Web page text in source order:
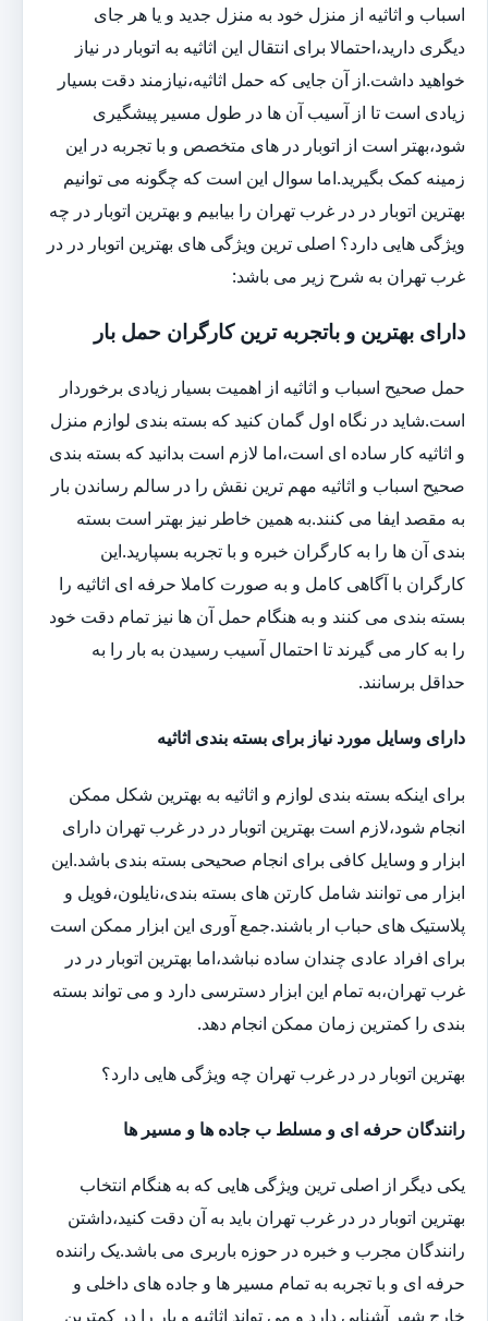
اسباب و اثاثیه از منزل خود به منزل جدید و یا هر جای
دیگری دارید،احتمالا برای انتقال این اثاثیه به اتوبار در نیاز
خواهید داشت.از آن جایی که حمل اثاثیه،نیازمند دقت بسیار
زیادی است تا از آسیب آن ها در طول مسیر پیشگیری
شود،بهتر است از اتوبار در های متخصص و با تجربه در این
زمینه کمک بگیرید.اما سوال این است که چگونه می توانیم
بهترین اتوبار در در غرب تهران را بیابیم و بهترین اتوبار در چه
ویژگی هایی دارد؟ اصلی ترین ویژگی های بهترین اتوبار در در
غرب تهران به شرح زیر می باشد:
دارای بهترین و باتجربه ترین کارگران حمل بار
حمل صحیح اسباب و اثاثیه از اهمیت بسیار زیادی برخوردار
است.شاید در نگاه اول گمان کنید که بسته بندی لوازم منزل
و اثاثیه کار ساده ای است،اما لازم است بدانید که بسته بندی
صحیح اسباب و اثاثیه مهم ترین نقش را در سالم رساندن بار
به مقصد ایفا می کنند.به همین خاطر نیز بهتر است بسته
بندی آن ها را به کارگران خبره و با تجربه بسپارید.این
کارگران با آگاهی کامل و به صورت کاملا حرفه ای اثاثیه را
بسته بندی می کنند و به هنگام حمل آن ها نیز تمام دقت خود
را به کار می گیرند تا احتمال آسیب رسیدن به بار را به
حداقل برسانند.
دارای وسایل مورد نیاز برای بسته بندی اثاثیه
برای اینکه بسته بندی لوازم و اثاثیه به بهترین شکل ممکن
انجام شود،لازم است بهترین اتوبار در در غرب تهران دارای
ابزار و وسایل کافی برای انجام صحیحی بسته بندی باشد.این
ابزار می توانند شامل کارتن های بسته بندی،نایلون،فویل و
پلاستیک های حباب ار باشند.جمع آوری این ابزار ممکن است
برای افراد عادی چندان ساده نباشد،اما بهترین اتوبار در در
غرب تهران،به تمام این ابزار دسترسی دارد و می تواند بسته
بندی را کمترین زمان ممکن انجام دهد.
بهترین اتوبار در در غرب تهران چه ویژگی هایی دارد؟
رانندگان حرفه ای و مسلط ب جاده ها و مسیر ها
یکی دیگر از اصلی ترین ویژگی هایی که به هنگام انتخاب
بهترین اتوبار در در غرب تهران باید به آن دقت کنید،داشتن
رانندگان مجرب و خبره در حوزه باربری می باشد.یک راننده
حرفه ای و با تجربه به تمام مسیر ها و جاده های داخلی و
خارج شهر آشنایی دارد و می تواند اثاثیه و بار را در کمترین